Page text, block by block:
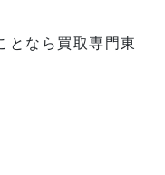
となら買取専門東